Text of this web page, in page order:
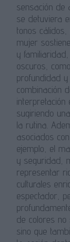
sensación de
se detuviera
tonos
mujer
y
oscuros,
profundidad
combinación
interpretación
sugiriendo
la rutina.
asociados
ejemplo, el
y seguridad,
representar
culturales
espectador,
de colores no
sino que